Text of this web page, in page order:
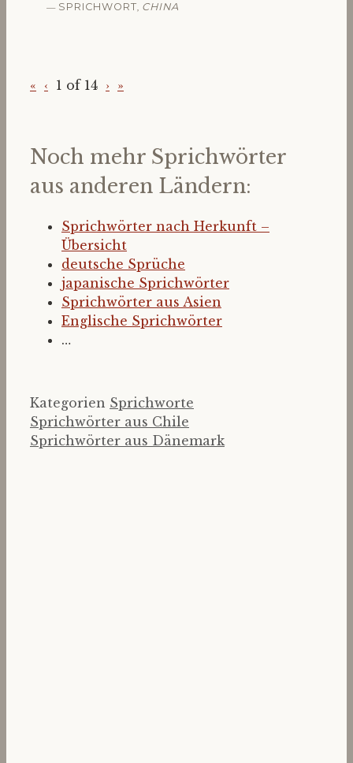
— SPRICHWORT CHINA
« ‹ 1 of 14 › »
Noch mehr Sprichwörter
aus anderen Ländern:
Sprichwörter nach Herkunft –
Übersicht
deutsche Sprüche
japanische Sprichwörter
Sprichwörter aus Asien
Englische Sprichwörter
…
Kategorien Sprichworte
Sprichwörter aus Chile
Sprichwörter aus Dänemark